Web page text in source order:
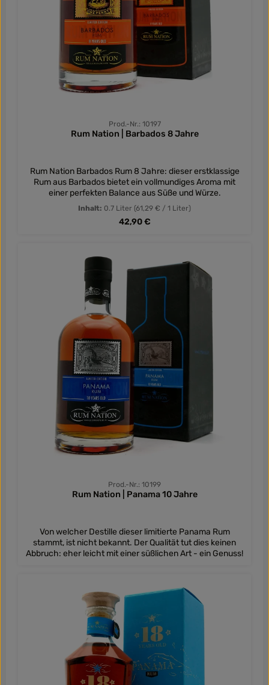
Prod.-Nr.: 10197
Rum Nation | Barbados 8 Jahre
Rum Nation Barbados Rum 8 Jahre: dieser erstklassige
Rum aus Barbados bietet ein vollmundiges Aroma mit
einer perfekten Balance aus Süße und Würze.
Inhalt: 0.7 Liter (61,29 € / 1 Liter)
Regulärer Preis:
42,90 €
Prod.-Nr.: 10199
Rum Nation | Panama 10 Jahre
Von welcher Destille dieser limitierte Panama Rum
stammt, ist nicht bekannt. Der Qualität tut dies keinen
Abbruch: eher leicht mit einer süßlichen Art - ein Genuss!